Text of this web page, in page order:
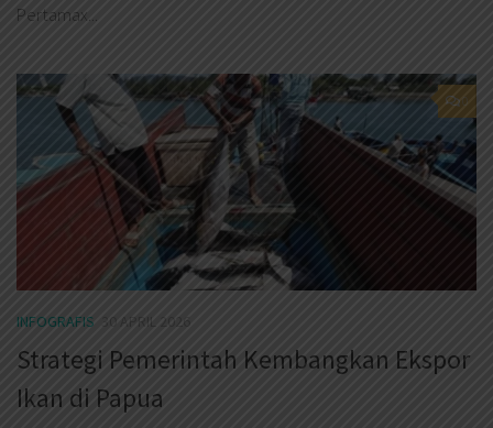
Pertamax...
0
INFOGRAFIS 30 APRIL 2026
Strategi Pemerintah Kembangkan Ekspor
Ikan di Papua